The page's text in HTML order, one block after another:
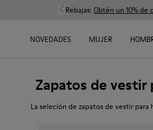
Rebajas: Obtén un 10% de
NOVEDADES MUJER
Zapatos de vestir
La seleción de zapatos de vestir